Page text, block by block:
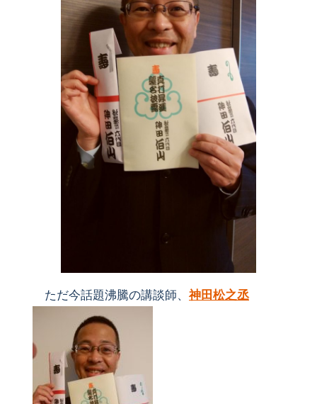
ただ今話題沸騰の講談師、神田松之丞